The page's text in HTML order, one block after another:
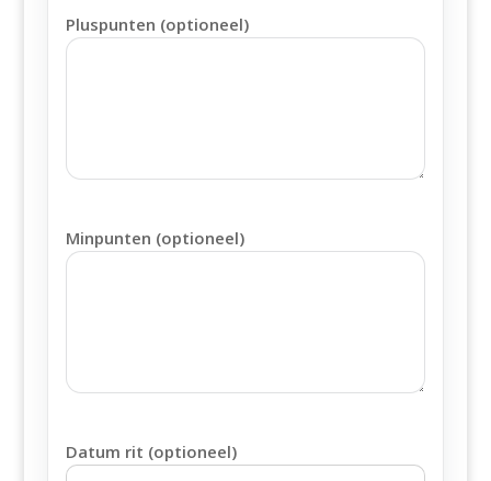
Pluspunten (optioneel)
Minpunten (optioneel)
Datum rit (optioneel)